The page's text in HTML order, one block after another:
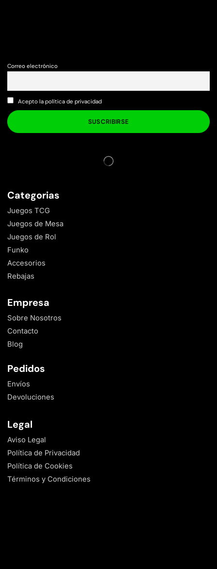
Correo electrónico
Acepto la política de privacidad
Categorias
Juegos TCG
Juegos de Mesa
Juegos de Rol
Funko
Accesorios
Rebajas
Empresa
Sobre Nosotros
Contacto
Blog
Pedidos
Envíos
Devoluciones
Legal
Aviso Legal
Política de Privacidad
Política de Cookies
Términos y Condiciones